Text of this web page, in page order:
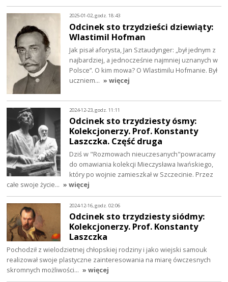
2025-01-02, godz. 18:43
Odcinek sto trzydzieści dziewiąty:
Wlastimil Hofman
Jak pisał aforysta, Jan Sztaudynger: „był jednym z
najbardziej, a jednocześnie najmniej uznanych w
Polsce”. O kim mowa? O Wlastimilu Hofmanie. Był
uczniem… » więcej
2024-12-23, godz. 11:11
Odcinek sto trzydziesty ósmy:
Kolekcjonerzy. Prof. Konstanty
Laszczka. Część druga
Dziś w "Rozmowach nieuczesanych"powracamy
do omawiania kolekcji Mieczysława Iwańskiego,
który po wojnie zamieszkał w Szczecinie. Przez
całe swoje życie… » więcej
2024-12-16, godz. 02:06
Odcinek sto trzydziesty siódmy:
Kolekcjonerzy. Prof. Konstanty
Laszczka
Pochodził z wielodzietnej chłopskiej rodziny i jako wiejski samouk
realizował swoje plastyczne zainteresowania na miarę ówczesnych
skromnych możliwości… » więcej